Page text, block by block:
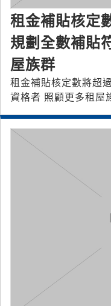
租金補貼核定
規劃全數補貼
屋族群
租金補貼核定數將超
資格者 照顧更多租屋